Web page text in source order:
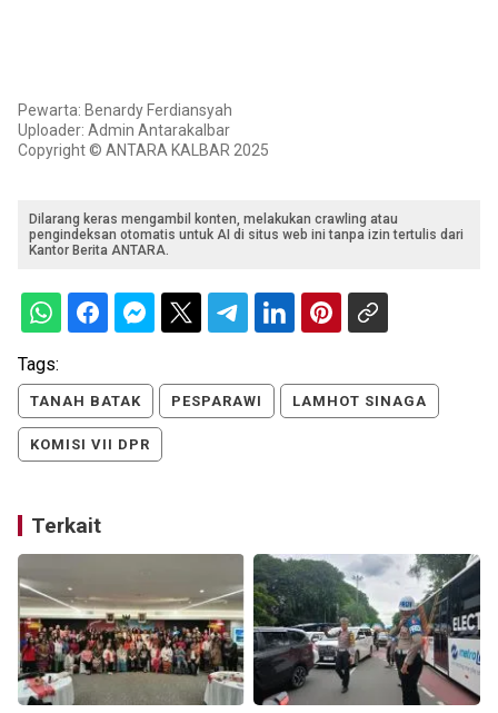
Pewarta: Benardy Ferdiansyah
Uploader: Admin Antarakalbar
Copyright © ANTARA KALBAR 2025
Dilarang keras mengambil konten, melakukan crawling atau
pengindeksan otomatis untuk AI di situs web ini tanpa izin tertulis dari
Kantor Berita ANTARA.
Tags:
TANAH BATAK PESPARAWI LAMHOT SINAGA
KOMISI VII DPR
Terkait